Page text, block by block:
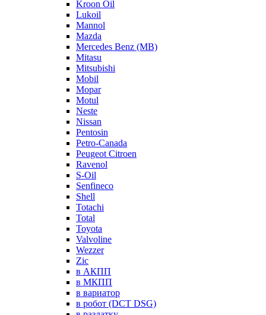
Kroon Oil
Lukoil
Mannol
Mazda
Mercedes Benz (MB)
Mitasu
Mitsubishi
Mobil
Mopar
Motul
Neste
Nissan
Pentosin
Petro-Canada
Peugeot Citroen
Ravenol
S-Oil
Senfineco
Shell
Totachi
Total
Toyota
Valvoline
Wezzer
Zic
в АКПП
в МКПП
в вариатор
в робот (DCT DSG)